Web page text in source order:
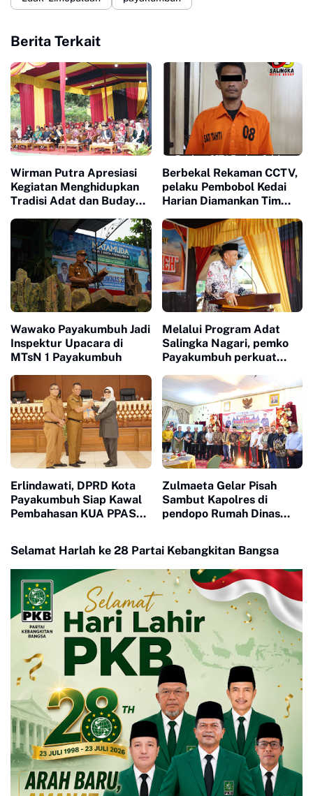
Berita Terkait
Wirman Putra Apresiasi
Kegiatan Menghidupkan
Tradisi Adat dan Budaya
Berbekal Rekaman CCTV,
pelaku Pembobol Kedai
Harian Diamankan Tim
Payakumbuh
Wawako Payakumbuh Jadi
Inspektur Upacara di
MTsN 1 Payakumbuh
Melalui Program Adat
Salingka Nagari, pemko
Payakumbuh perkuat
Budaya Minangkabau
Erlindawati, DPRD Kota
Payakumbuh Siap Kawal
Pembahasan KUA PPAS
Zulmaeta Gelar Pisah
Sambut Kapolres di
pendopo Rumah Dinas
Selamat Harlah ke 28 Partai Kebangkitan Bangsa